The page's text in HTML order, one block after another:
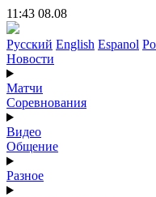
11:43 08.08
Русский English Espanol
Новости
Матчи
Соревнования
Видео
Общение
Разное